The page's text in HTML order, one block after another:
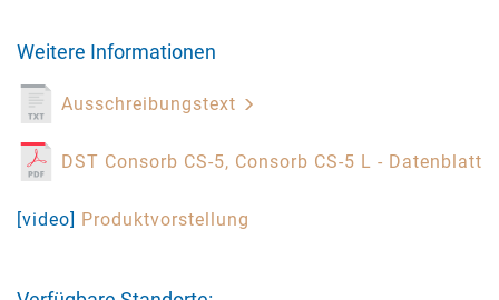
Weitere Informationen
Ausschreibungstext
DST Consorb CS-5, Consorb CS-5 L - Datenblatt
[video] Produktvorstellung